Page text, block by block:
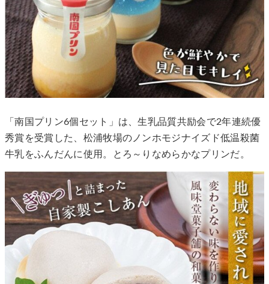
「南国プリン6個セット」は、生乳品質共励会で2年連続優
秀賞を受賞した、松浦牧場のノンホモジナイズド低温殺菌
牛乳をふんだんに使用。とろ～りなめらかなプリンだ。